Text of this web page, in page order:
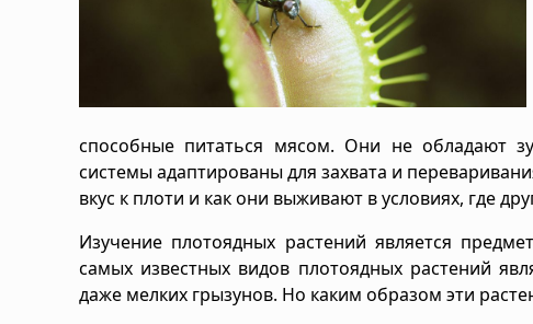
способные питаться мясом. Они не обладают
системы адаптированы для захвата и
вкус к плоти и как они выживают в условиях, где
Изучение плотоядных растений является
самых известных видов плотоядных растений
даже мелких грызунов. Но каким образом эти